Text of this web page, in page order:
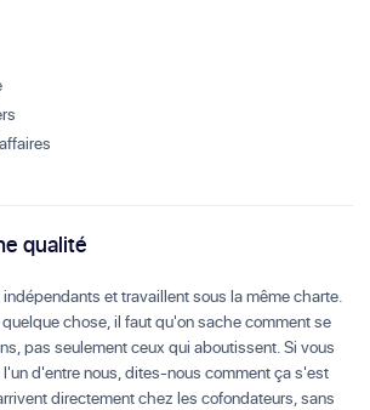
qualité
et travaillent sous la même charte.
chose, il faut qu'on sache comment se
pas seulement ceux qui aboutissent. Si vous
d'entre nous, dites-nous comment ça s'est
directement chez les cofondateurs, sans